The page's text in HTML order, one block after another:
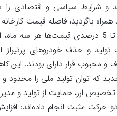
شرایط سیاسی و اقتصادی را
باگردید، فاصله قیمت کارخانه
می‌یابد و دیگر نیازی به دخالت‌های مستمر شورای رقابت نیست. برای مثال، افزایش
و حذف خودروهای پرتیراژ
پرمصرف و محبوب قرار دارای بودند.
توان تولید ملی را محدود و
ارز، حمایت از تولید و
حرکت مثبت انجام داده‌اند: